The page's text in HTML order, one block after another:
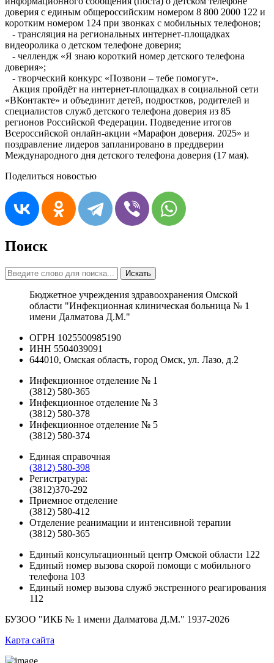
доверия с единым общероссийским номером 8 800 2000 122 и
коротким номером 124 при звонках с мобильных телефонов;
- трансляция на региональных интернет-площадках
видеоролика о детском телефоне доверия;
- челлендж «Я знаю короткий номер детского телефона
доверия»;
- творческий конкурс «Позвони – тебе помогут».
Акция пройдёт на интернет-площадках в социальной сети
«ВКонтакте» и объединит детей, подростков, родителей и
специалистов служб детского телефона доверия из 85
регионов Российской Федерации. Подведение итогов
Всероссийской онлайн-акции «Марафон доверия. 2025» и
поздравление лидеров запланировано в преддверии
Международного дня детского телефона доверия (17 мая).
Поделиться новостью
Поиск
Искать
Бюджетное учреждения здравоохранения Омской
области "Инфекционная клиническая больница № 1
имени Далматова Д.М."
ОГРН 1025500985190
ИНН 5504039091
644010, Омская область, город Омск, ул. Лазо, д.2
Инфекционное отделение № 1
(3812) 580-365
Инфекционное отделение № 3
(3812) 580-378
Инфекционное отделение № 5
(3812) 580-374
Единая справочная
(3812) 580-398
Регистратура:
(3812)370-292
Приемное отделение
(3812) 580-412
Отделение реанимации и интенсивной терапии
(3812) 580-365
Единый консультационный центр Омской области 122
Единый номер вызова скорой помощи с мобильного
телефона 103
Единый номер вызова служб экстренного реагирования
112
БУЗОО "ИКБ № 1 имени Далматова Д.М." 1937-2026
Карта сайта